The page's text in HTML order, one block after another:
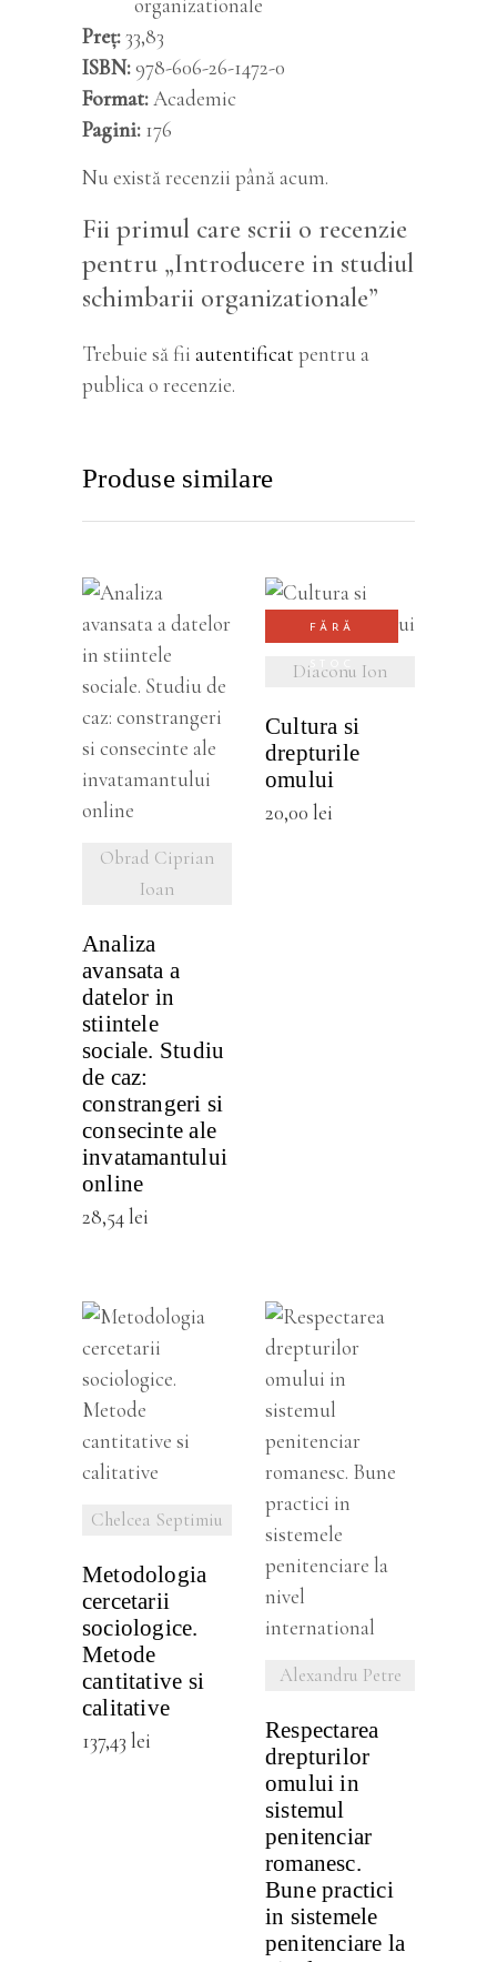
Preț 33,83
ISBN 978-606-26-1472-0
Format Academic
Pagini 176
Nu există recenzii până acum.
Fii primul care scrii o recenzie
pentru „Introducere in studiul
schimbarii organizationale”
Trebuie să fii autentificat pentru a
publica o recenzie.
Produse similare
Obrad Ciprian
Ioan
VEZI
DETALII
Analiza
avansata a
datelor in
stiintele
sociale. Studiu
de caz:
constrangeri si
consecinte ale
invatamantului
online
28,54lei
FĂRĂ
STOC
Diaconu Ion
VEZI
Cultura si
drepturile
omului
20,00 lei
Chelcea Septimiu
VEZI
DETALII
Metodologia
cercetarii
sociologice.
Metode
cantitative si
calitative
137,43 lei
Alexandru Petre
VEZI
DETALII
Respectarea
drepturilor
omului in
sistemul
penitenciar
romanesc.
Bune practici
in sistemele
penitenciare la